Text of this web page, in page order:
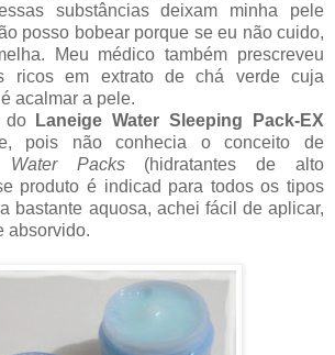
substâncias deixam minha pele
posso bobear porque se eu não cuido,
Meu médico também prescreveu
ricos em extrato de chá verde cuja
acalmar a pele.
do
Laneige Water Sleeping Pack-EX
pois não conhecia o conceito de
Water Packs(hidratantes de alto
produto é indicad para todos os tipos
bastante aquosa, achei fácil de aplicar,
absorvido.